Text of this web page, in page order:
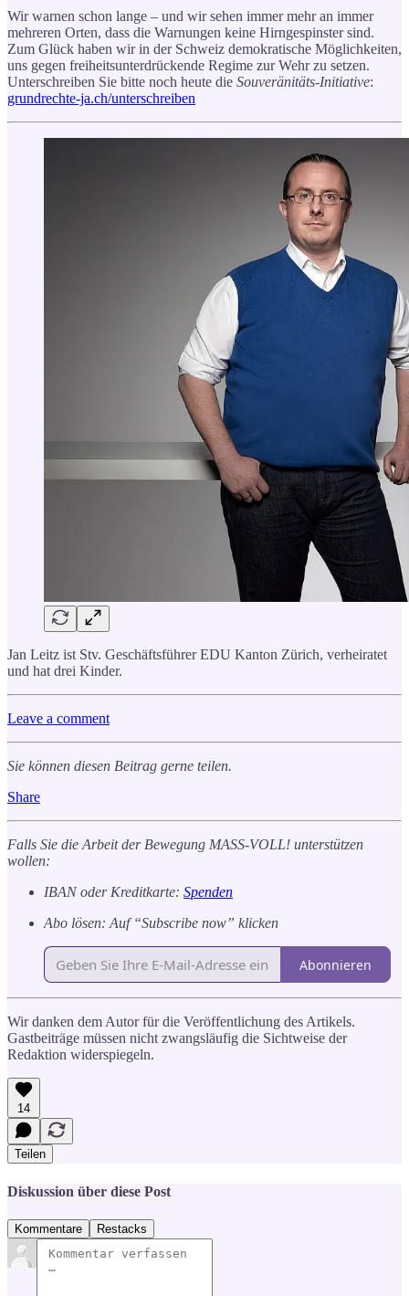
Wir warnen schon lange – und wir sehen immer mehr an immer
mehreren Orten, dass die Warnungen keine Hirngespinster sind.
Zum Glück haben wir in der Schweiz demokratische Möglichkeiten,
uns gegen freiheitsunterdrückende Regime zur Wehr zu setzen.
Unterschreiben Sie bitte noch heute die Souveränitäts-Initiative:
grundrechte-ja.ch/unterschreiben
Jan Leitz ist Stv. Geschäftsführer EDU Kanton Zürich, verheiratet
und hat drei Kinder.
Leave a comment
Sie können diesen Beitrag gerne teilen.
Share
Falls Sie die Arbeit der Bewegung MASS-VOLL! unterstützen
wollen:
IBAN oder Kreditkarte: Spenden
Abo lösen: Auf “Subscribe now” klicken
Abonnieren
Wir danken dem Autor für die Veröffentlichung des Artikels.
Gastbeiträge müssen nicht zwangsläufig die Sichtweise der
Redaktion widerspiegeln.
14
Teilen
Diskussion über diese Post
Kommentare Restacks